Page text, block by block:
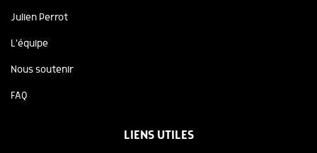
Julien Perrot
L'équipe
Nous soutenir
FAQ
LIENS UTILES